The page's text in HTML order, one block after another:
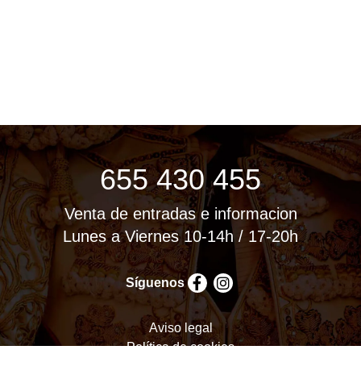
655 430 455
Venta de entradas e informacion
Lunes a Viernes 10-14h / 17-20h
Síguenos
Aviso legal
Política de cookies